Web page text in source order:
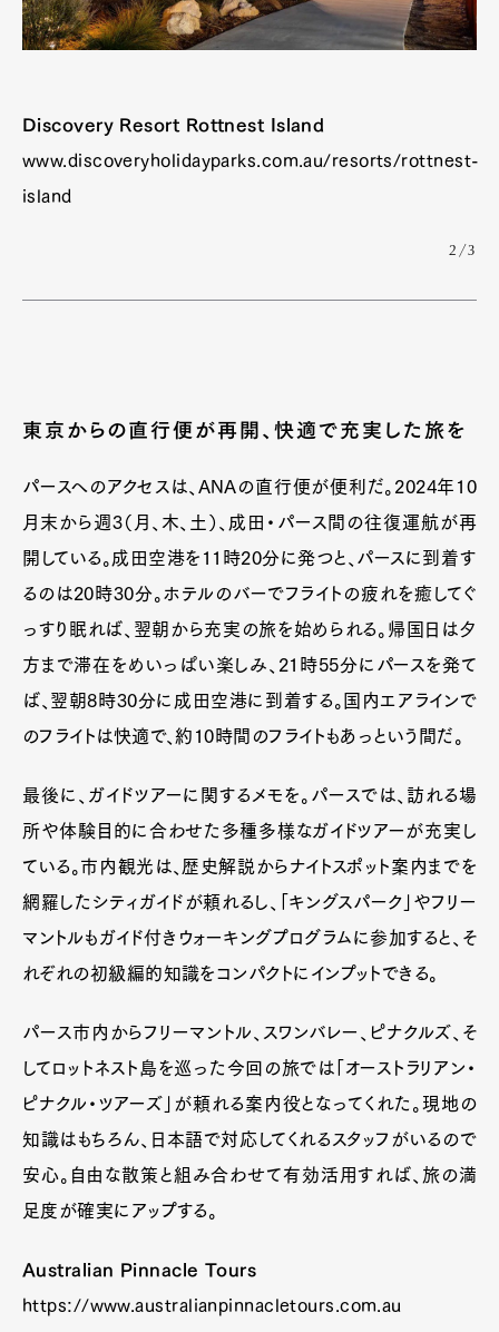
Discovery Resort Rottnest Island
www.discoveryholidayparks.com.au/resorts/rottnest-
island
2/3
東京からの直行便が再開、快適で充実した旅を
パースへのアクセスは、ANAの直行便が便利だ。2024年10
月末から週3（月、木、土）、成田・パース間の往復運航が再
開している。成田空港を11時20分に発つと、パースに到着す
るのは20時30分。ホテルのバーでフライトの疲れを癒してぐ
っすり眠れば、翌朝から充実の旅を始められる。帰国日は夕
方まで滞在をめいっぱい楽しみ、21時55分にパースを発て
ば、翌朝8時30分に成田空港に到着する。国内エアラインで
のフライトは快適で、約10時間のフライトもあっという間だ。
最後に、ガイドツアーに関するメモを。パースでは、訪れる場
所や体験目的に合わせた多種多様なガイドツアーが充実し
ている。市内観光は、歴史解説からナイトスポット案内までを
網羅したシティガイドが頼れるし、「キングスパーク」やフリー
マントルもガイド付きウォーキングプログラムに参加すると、そ
れぞれの初級編的知識をコンパクトにインプットできる。
パース市内からフリーマントル、スワンバレー、ピナクルズ、そ
してロットネスト島を巡った今回の旅では「オーストラリアン・
ピナクル・ツアーズ」が頼れる案内役となってくれた。現地の
知識はもちろん、日本語で対応してくれるスタッフがいるので
安心。自由な散策と組み合わせて有効活用すれば、旅の満
足度が確実にアップする。
Australian Pinnacle Tours
https://www.australianpinnacletours.com.au